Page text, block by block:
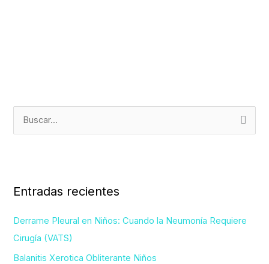
a
p
o
r
Entradas recientes
Derrame Pleural en Niños: Cuando la Neumonía Requiere
Cirugía (VATS)
Balanitis Xerotica Obliterante Niños